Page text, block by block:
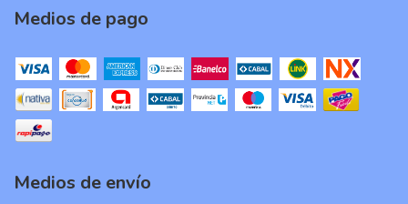
Medios de pago
Medios de envío